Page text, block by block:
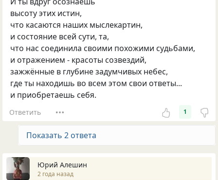
высоту этих истин,
что касаются наших мыслекартин,
и состояние всей сути, та,
что нас соединила своими похожими судьбами,
и отражением - красоты созвездий,
зажжённые в глубине задумчивых небес,
где ты находишь во всем этом свои ответы...
и приобретаешь себя.
Ответить 1
Показать 2 ответа
Юрий Алешин
2 года назад